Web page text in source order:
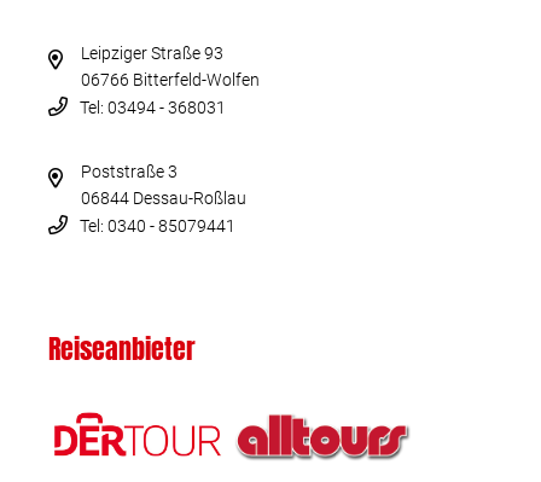
Leipziger Straße 93
06766 Bitterfeld-Wolfen
Tel: 03494 - 368031
Poststraße 3
06844 Dessau-Roßlau
Tel: 0340 - 85079441
Reiseanbieter